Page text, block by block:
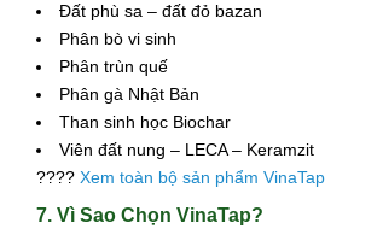
Đất phù sa – đất đỏ bazan
Phân bò vi sinh
Phân trùn quế
Phân gà Nhật Bản
Than sinh học Biochar
Viên đất nung – LECA – Keramzit
???? Xem toàn bộ sản phẩm VinaTap
7. Vì Sao Chọn VinaTap?